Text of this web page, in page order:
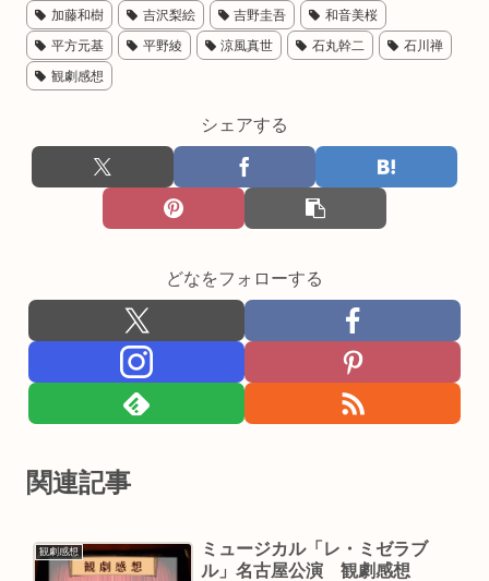
加藤和樹 吉沢梨絵 吉野圭吾
和音美桜
平方元基
平野綾 涼風真世 石丸幹二
石川禅
観劇感想
シェアする
どなをフォローする
関連記事
観劇感想
ミュージカル「レ・ミゼラブ
ル」名古屋公演 観劇感想